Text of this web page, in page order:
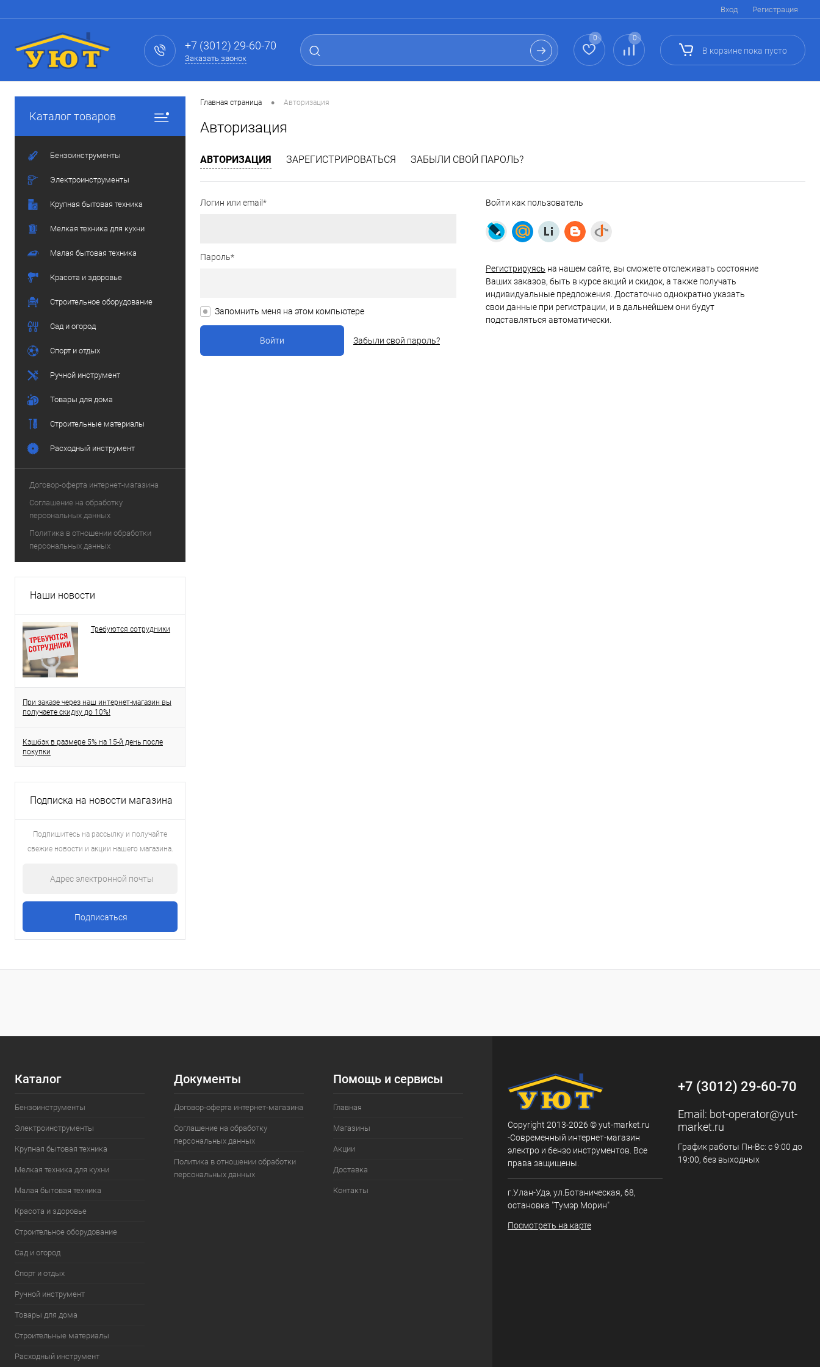
Вход Регистрация
+7 (3012) 29-60-70
Заказать звонок
0 0
В корзине пока пусто
Каталог товаров
Бензоинструменты
Электроинструменты
Крупная бытовая техника
Мелкая техника для кухни
Малая бытовая техника
Красота и здоровье
Строительное оборудование
Сад и огород
Спорт и отдых
Ручной инструмент
Товары для дома
Строительные материалы
Расходный инструмент
Договор-оферта интернет-магазина
Соглашение на обработку
персональных данных
Политика в отношении обработки
персональных данных
Наши новости
Требуются сотрудники
При заказе через наш интернет-магазин вы
получаете скидку до 10%!
Кэшбэк в размере 5% на 15-й день после
покупки
Подписка на новости магазина
Подпишитесь на рассылку и получайте
свежие новости и акции нашего магазина.
Главная страница • Авторизация
Авторизация
АВТОРИЗАЦИЯ ЗАРЕГИСТРИРОВАТЬСЯ ЗАБЫЛИ СВОЙ ПАРОЛЬ?
Логин или email*
Пароль*
Запомнить меня на этом компьютере
Забыли свой пароль?
Войти как пользователь
Регистрируясь на нашем сайте, вы сможете отслеживать состояние
Ваших заказов, быть в курсе акций и скидок, а также получать
индивидуальные предложения. Достаточно однократно указать
свои данные при регистрации, и в дальнейшем они будут
подставляться автоматически.
Каталог
Бензоинструменты
Электроинструменты
Крупная бытовая техника
Мелкая техника для кухни
Малая бытовая техника
Красота и здоровье
Строительное оборудование
Сад и огород
Спорт и отдых
Ручной инструмент
Товары для дома
Строительные материалы
Расходный инструмент
Документы
Договор-оферта интернет-магазина
Соглашение на обработку
персональных данных
Политика в отношении обработки
персональных данных
Помощь и сервисы
Главная
Магазины
Акции
Доставка
Контакты
Copyright 2013-2026 © yut-market.ru
-Современный интернет-магазин
электро и бензо инструментов. Все
права защищены.
г.Улан-Удэ, ул.Ботаническая, 68,
остановка "Тумэр Морин"
Посмотреть на карте
+7 (3012) 29-60-70
Email: bot-operator@yut-
market.ru
График работы Пн-Вс: с 9:00 до
19:00, без выходных